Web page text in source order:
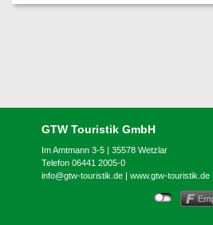
GTW Touristik GmbH
Im Amtmann 3-5 | 35578 Wetzlar
Telefon 06441 2005-0
info@gtw-touristik.de |www.gtw-touristik.de